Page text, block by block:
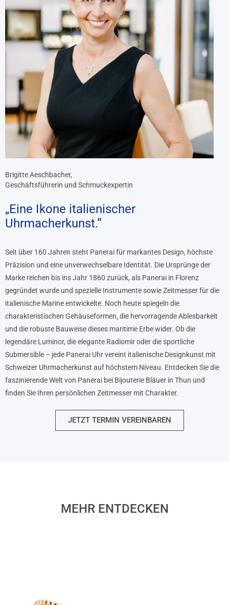
Brigitte Aeschbacher,
Geschäftsführerin und Schmuckexpertin
„Eine Ikone italienischer
Uhrmacherkunst.“
Seit über 160 Jahren steht Panerai für markantes Design, höchste
Präzision und eine unverwechselbare Identität. Die Ursprünge der
Marke reichen bis ins Jahr 1860 zurück, als Panerai in Florenz
gegründet wurde und spezielle Instrumente sowie Zeitmesser für die
italienische Marine entwickelte. Noch heute spiegeln die
charakteristischen Gehäuseformen, die hervorragende Ablesbarkeit
und die robuste Bauweise dieses maritime Erbe wider. Ob die
legendäre Luminor, die elegante Radiomir oder die sportliche
Submersible – jede Panerai Uhr vereint italienische Designkunst mit
Schweizer Uhrmacherkunst auf höchstem Niveau. Entdecken Sie die
faszinierende Welt von Panerai bei Bijouterie Bläuer in Thun und
finden Sie Ihren persönlichen Zeitmesser mit Charakter.
JETZT TERMIN VEREINBAREN
MEHR ENTDECKEN